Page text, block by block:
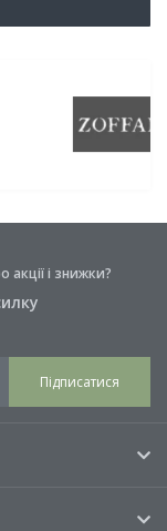
і знижки?
Підписатися